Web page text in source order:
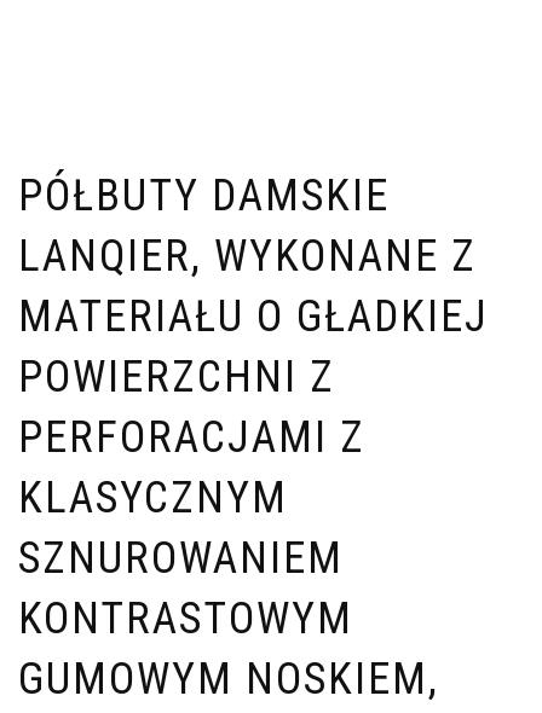
PÓŁBUTY DAMSKIE
LANQIER, WYKONANE Z
MATERIAŁU O GŁADKIEJ
POWIERZCHNI Z
PERFORACJAMI Z
KLASYCZNYM
SZNUROWANIEM
KONTRASTOWYM
GUMOWYM NOSKIEM,